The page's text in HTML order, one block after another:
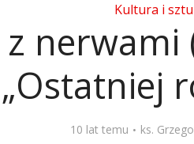
Kultura i
z
„Ostatniej
10 lat temu ks.
Ewangelia i Ty – 29
ks. Stefan